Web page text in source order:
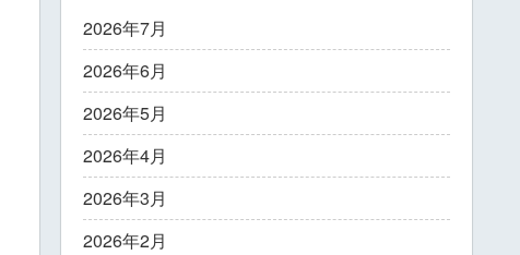
2026年7月
2026年6月
2026年5月
2026年4月
2026年3月
2026年2月